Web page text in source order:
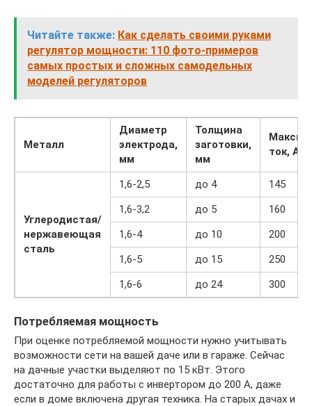
Читайте также: Как сделать своими руками
регулятор мощности: 110 фото-примеров
самых простых и сложных самодельных
моделей регуляторов
Металл
Диаметр
электрода,
мм
Толщина
заготовки,
мм
ток, А
Углеродистая/
нержавеющая
сталь
1,6-2,5 до 4
145
1,6-3,2
до 5
160
1,6-4
до 10
200
1,6-5
до 15
250
1,6-6
до 24 300
Потребляемая мощность
При оценке потребляемой мощности нужно учитывать
возможности сети на вашей даче или в гараже. Сейчас
на дачные участки выделяют по 15 кВт. Этого
достаточно для работы с инвертором до 200 А, даже
если в доме включена другая техника. На старых дачах и